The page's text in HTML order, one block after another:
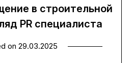
в строительной
PR специалиста
on 29.03.2025